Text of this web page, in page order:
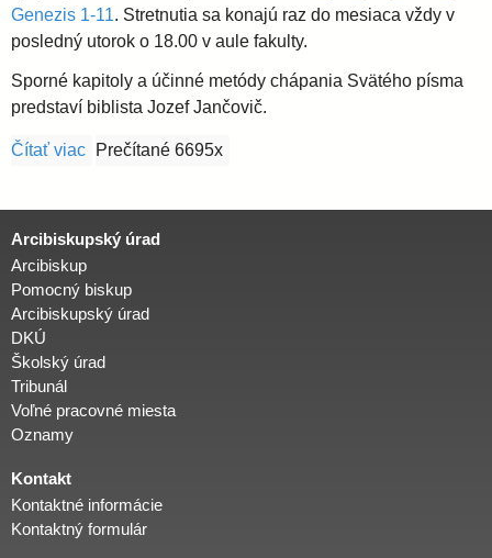
Genezis 1-11. Stretnutia sa konajú raz do mesiaca vždy v
posledný utorok o 18.00 v aule fakulty.
Sporné kapitoly a účinné metódy chápania Svätého písma
predstaví biblista Jozef Jančovič.
Čítať viac o Nádej a výzvy z Knihy Genezis 1-11
Prečítané 6695x
Arcibiskupský úrad
Arcibiskup
Pomocný biskup
Arcibiskupský úrad
DKÚ
Školský úrad
Tribunál
Voľné pracovné miesta
Oznamy
Kontakt
Kontaktné informácie
Kontaktný formulár